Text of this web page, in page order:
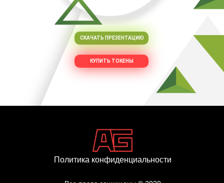
СКАЧАТЬ ПРЕЗЕНТАЦИЮ
КУПИТЬ ТОКЕНЫ
Политика конфиденциальности